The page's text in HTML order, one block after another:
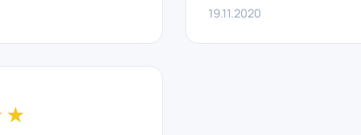
19.11.2020
★